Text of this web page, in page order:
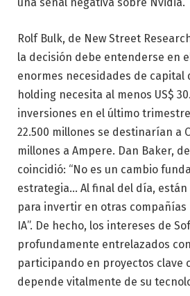
Rolf Bulk, de New Street
la decisión debe entenderse en
enormes necesidades de capital
holding necesita al menos US$
inversiones en el último
22.500 millones se destinarían a
millones a Ampere. Dan Baker,
coincidió: “No es un cambio
estrategia… Al final del día,
para invertir en otras compañías
IA”. De hecho, los intereses de
profundamente entrelazados
participando en proyectos clave
depende vitalmente de su